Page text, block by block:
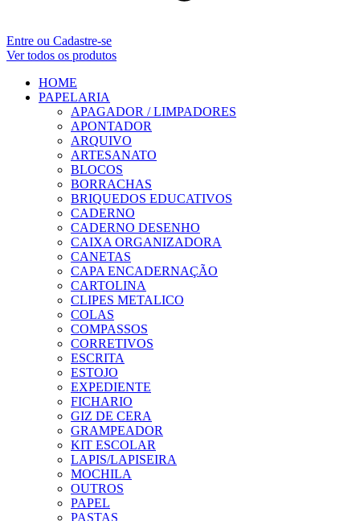
Entre ou Cadastre-se
Ver todos os produtos
HOME
PAPELARIA
APAGADOR / LIMPADORES
APONTADOR
ARQUIVO
ARTESANATO
BLOCOS
BORRACHAS
BRIQUEDOS EDUCATIVOS
CADERNO
CADERNO DESENHO
CAIXA ORGANIZADORA
CANETAS
CAPA ENCADERNAÇÃO
CARTOLINA
CLIPES METALICO
COLAS
COMPASSOS
CORRETIVOS
ESCRITA
ESTOJO
EXPEDIENTE
FICHARIO
GIZ DE CERA
GRAMPEADOR
KIT ESCOLAR
LAPIS/LAPISEIRA
MOCHILA
OUTROS
PAPEL
PASTAS